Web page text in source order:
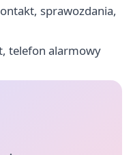
sprawozdania,
telefon alarmowy